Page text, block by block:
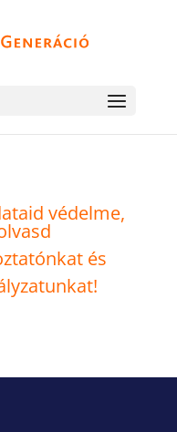
védelme,
nkat és
unkat!